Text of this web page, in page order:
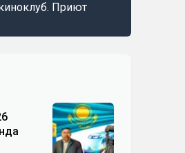
Приют